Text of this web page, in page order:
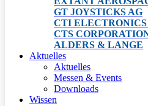
GT JOYSTICKS AG
CTI
CTS
ALDERS & LANGE
Aktuelles
Aktuelles
Messen & Events
Downloads
Wissen